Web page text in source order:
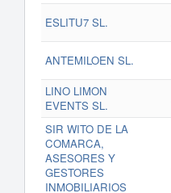
ESLITU7 SL.
ANTEMILOEN SL.
LINO LIMON
EVENTS SL.
SIR WITO DE LA
COMARCA,
ASESORES Y
GESTORES
INMOBILIARIOS